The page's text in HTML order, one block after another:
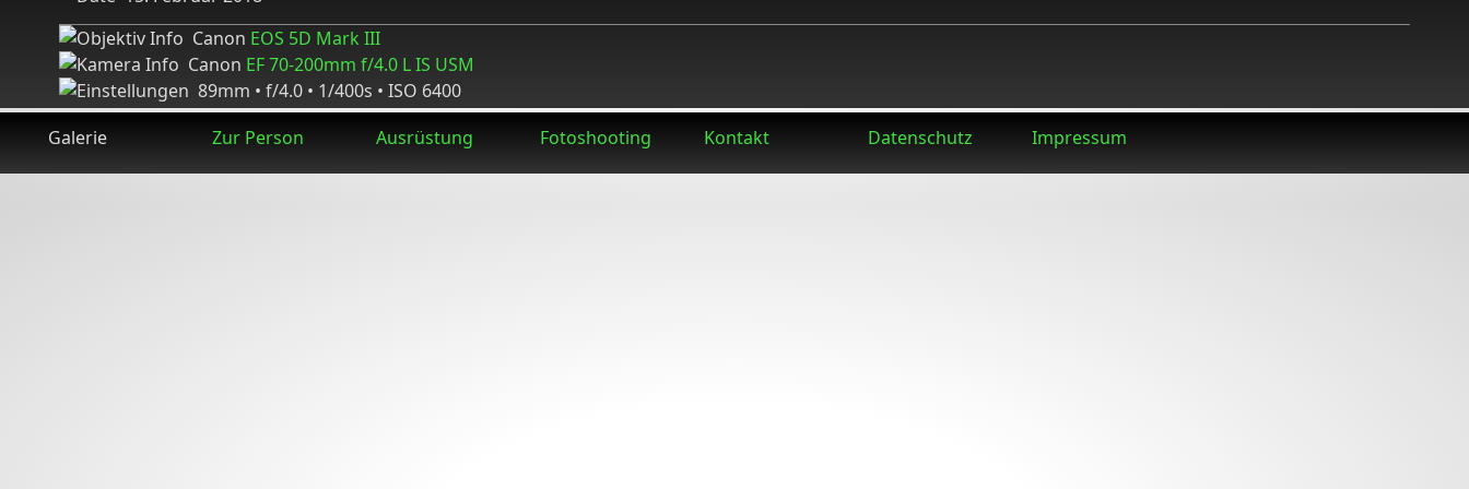
Canon EOS 5D Mark III
Canon EF 70-200mm f/4.0 L IS USM
89mm • f/4.0 • 1/400s • ISO 6400
Galerie
Zur Person Ausrüstung Fotoshooting Kontakt Datenschutz Impressum